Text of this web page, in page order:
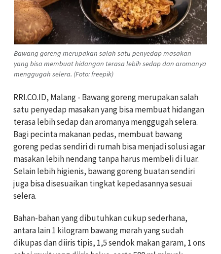
Bawang goreng merupakan salah satu penyedap masakan
yang bisa membuat hidangan terasa lebih sedap dan aromanya
menggugah selera. (Foto: freepik)
RRI.CO.ID, Malang - Bawang goreng merupakan salah
satu penyedap masakan yang bisa membuat hidangan
terasa lebih sedap dan aromanya menggugah selera.
Bagi pecinta makanan pedas, membuat bawang
goreng pedas sendiri di rumah bisa menjadi solusi agar
masakan lebih nendang tanpa harus membeli di luar.
Selain lebih higienis, bawang goreng buatan sendiri
juga bisa disesuaikan tingkat kepedasannya sesuai
selera.
Bahan-bahan yang dibutuhkan cukup sederhana,
antara lain 1 kilogram bawang merah yang sudah
dikupas dan diiris tipis, 1,5 sendok makan garam, 1 ons